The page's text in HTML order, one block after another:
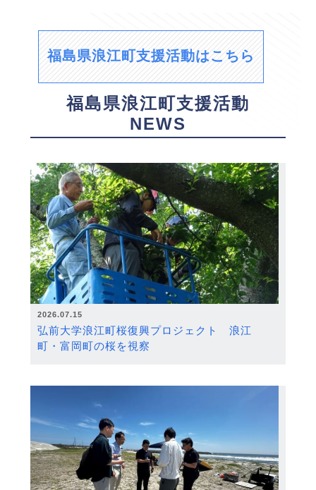
福島県浪江町支援活動はこちら
福島県浪江町支援活動
NEWS
2026.07.15
弘前大学浪江町桜復興プロジェクト 浪江
町・富岡町の桜を視察